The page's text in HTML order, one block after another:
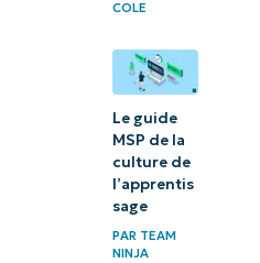
COLE
Le guide
MSP de la
culture de
l’apprentis
sage
PAR TEAM
NINJA